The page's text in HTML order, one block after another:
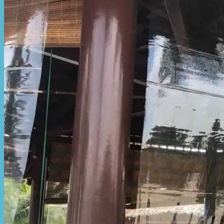
Hòa Phát Đạt
Giới thiệu Hòa Phát Đạt
Sản Phẩm
Sản Phẩm Bạt Che Ngoài Trời
Bạt che nắng mưa
Bạt che tự cuốn
Bạt nhựa xanh cam
Bạt sọc 3 màu
Bạt nhựa giá rẻ
Bạt lót ao hồ
Bạt nhựa đen HDPE
Màng chống thấm HDPE
Sản Phẩm Dù Che Ngoài Trời
Dù che nắng
Dù che quán cafe
Dù che sự kiện
Dù lệch tâm